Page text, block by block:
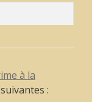
à la
: